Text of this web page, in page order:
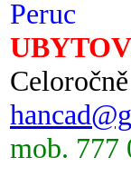
Peruc
Celoročně
mob. 777